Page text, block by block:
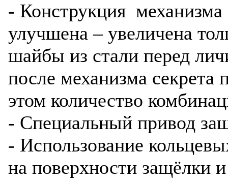
- Конструкция
улучшена – увеличена
шайбы из стали перед
после механизма секрета
этом количество
- Специальный привод
- Использование
на поверхности защёлки